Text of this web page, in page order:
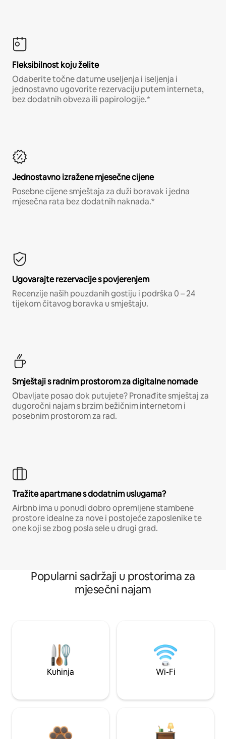
Fleksibilnost koju želite
Odaberite točne datume useljenja i iseljenja i
jednostavno ugovorite rezervaciju putem interneta,
bez dodatnih obveza ili papirologije.*
Jednostavno izražene mjesečne cijene
Posebne cijene smještaja za duži boravak i jedna
mjesečna rata bez dodatnih naknada.*
Ugovarajte rezervacije s povjerenjem
Recenzije naših pouzdanih gostiju i podrška 0 – 24
tijekom čitavog boravka u smještaju.
Smještaji s radnim prostorom za digitalne nomade
Obavljate posao dok putujete? Pronađite smještaj za
dugoročni najam s brzim bežičnim internetom i
posebnim prostorom za rad.
Tražite apartmane s dodatnim uslugama?
Airbnb ima u ponudi dobro opremljene stambene
prostore idealne za nove i postojeće zaposlenike te
one koji se zbog posla sele u drugi grad.
Popularni sadržaji u prostorima za
mjesečni najam
Kuhinja Wi-Fi